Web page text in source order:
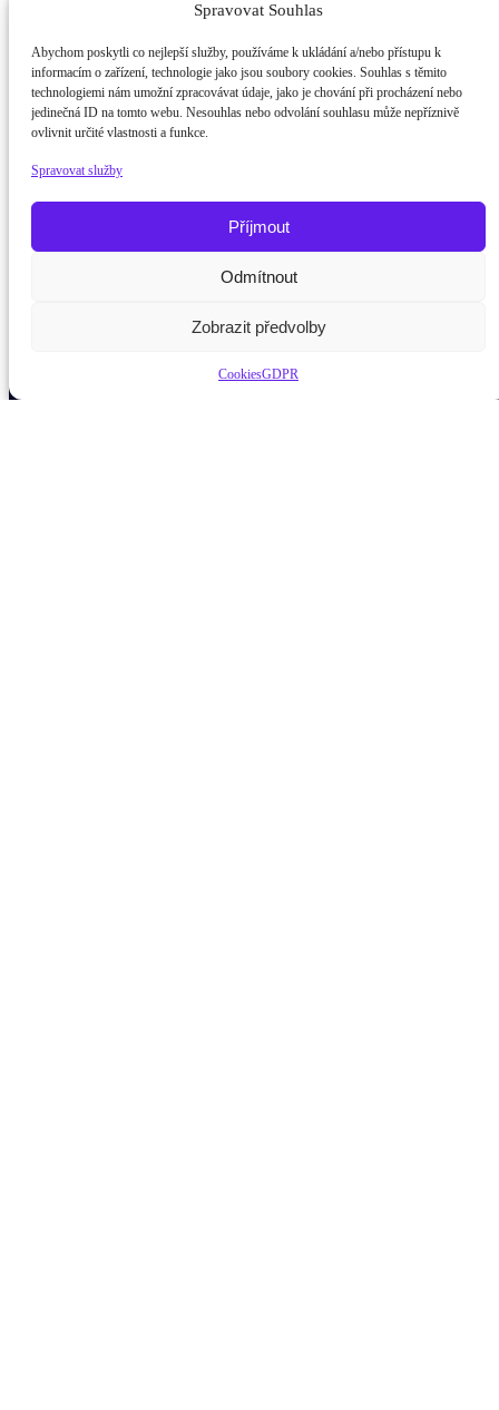
Spravovat Souhlas
Abychom poskytli co nejlepší služby, používáme k ukládání a/nebo přístupu k
informacím o zařízení, technologie jako jsou soubory cookies. Souhlas s těmito
technologiemi nám umožní zpracovávat údaje, jako je chování při procházení nebo
jedinečná ID na tomto webu. Nesouhlas nebo odvolání souhlasu může nepříznivě
ovlivnit určité vlastnosti a funkce.
Spravovat služby
Příjmout
Odmítnout
Zobrazit předvolby
CookiesGDPR